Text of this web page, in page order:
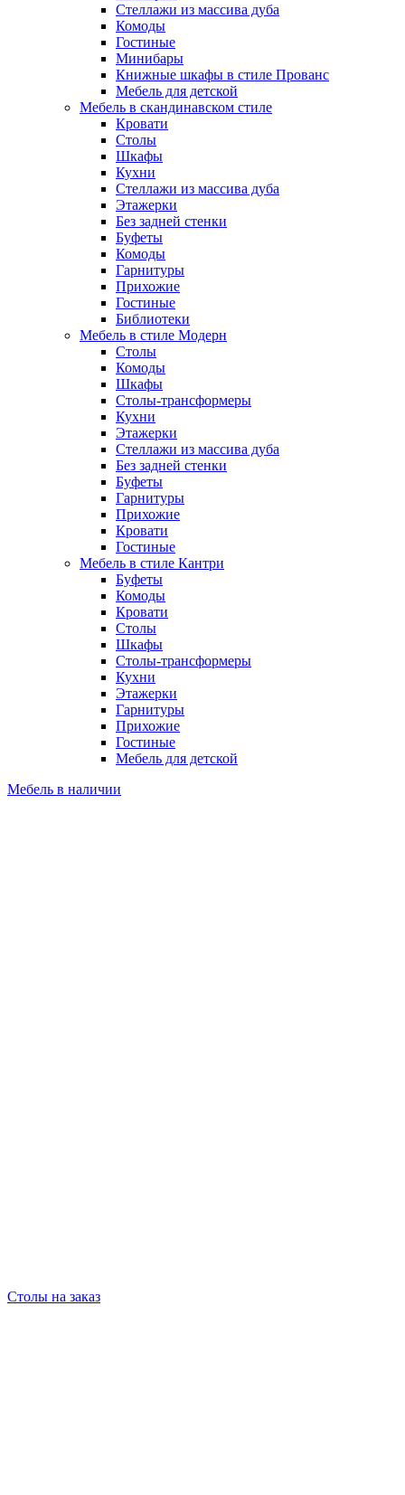
Стеллажи из массива дуба
Комоды
Гостиные
Минибары
Книжные шкафы в стиле Прованс
Мебель для детской
Мебель в скандинавском стиле
Кровати
Столы
Шкафы
Кухни
Стеллажи из массива дуба
Этажерки
Без задней стенки
Буфеты
Комоды
Гарнитуры
Прихожие
Гостиные
Библиотеки
Мебель в стиле Модерн
Столы
Комоды
Шкафы
Столы-трансформеры
Кухни
Этажерки
Стеллажи из массива дуба
Без задней стенки
Буфеты
Гарнитуры
Прихожие
Кровати
Гостиные
Мебель в стиле Кантри
Буфеты
Комоды
Кровати
Столы
Шкафы
Столы-трансформеры
Кухни
Этажерки
Гарнитуры
Прихожие
Гостиные
Мебель для детской
Мебель в наличии
Столы на заказ